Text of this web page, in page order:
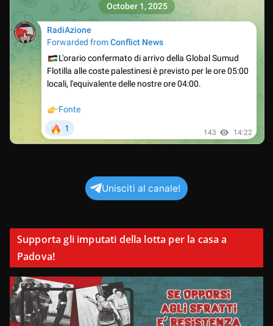
Unisciti al canale!
Supporta gli imputati della lotta per la casa a
Padova!